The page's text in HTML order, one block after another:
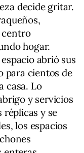
decide gritar.
centro
hogar.
abrió sus
para cientos de
casa. Lo
y servicios
réplicas y se
los espacios